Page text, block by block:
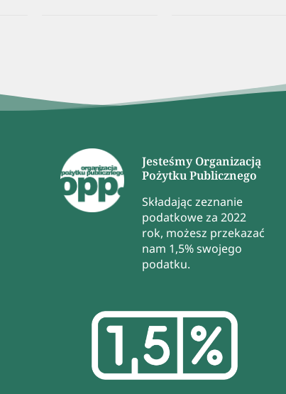
Jesteśmy Organizacją
Pożytku Publicznego
Składając zeznanie
podatkowe za 2022
rok, możesz przekazać
nam 1,5% swojego
podatku.